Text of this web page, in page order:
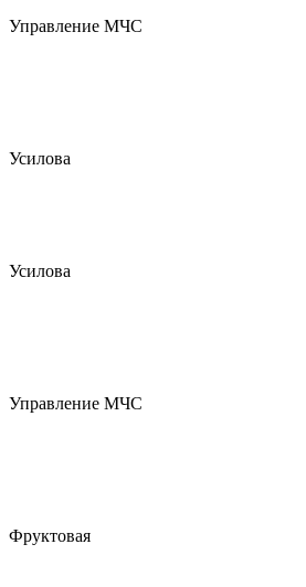
Управление МЧС
Усилова
Усилова
Управление МЧС
Фруктовая